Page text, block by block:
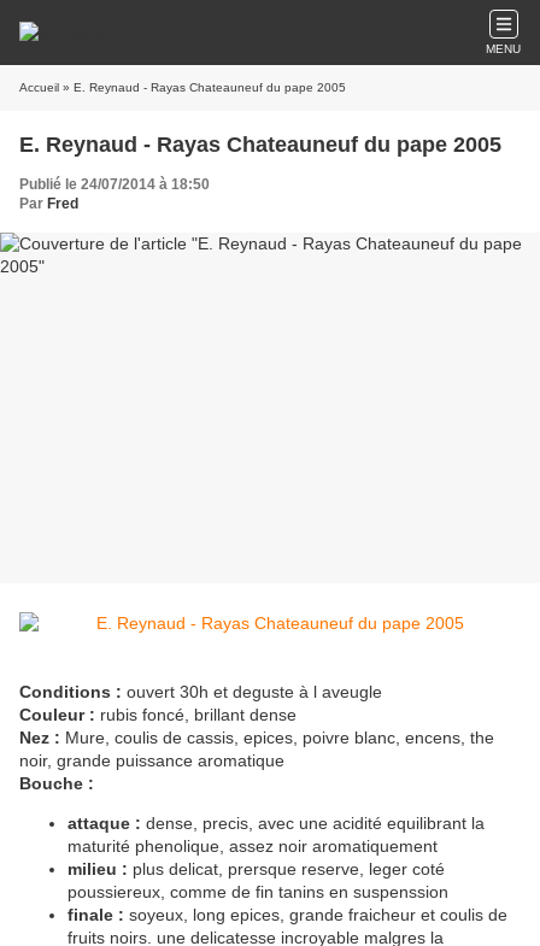
MENU
Accueil » E. Reynaud - Rayas Chateauneuf du pape 2005
E. Reynaud - Rayas Chateauneuf du pape 2005
Publié le 24/07/2014 à 18:50
Par Fred
Conditions : ouvert 30h et deguste à l aveugle
Couleur : rubis foncé, brillant dense
Nez : Mure, coulis de cassis, epices, poivre blanc, encens, the
noir, grande puissance aromatique
Bouche :
attaque : dense, precis, avec une acidité equilibrant la
maturité phenolique, assez noir aromatiquement
milieu : plus delicat, prersque reserve, leger coté
poussiereux, comme de fin tanins en suspenssion
finale : soyeux, long epices, grande fraicheur et coulis de
fruits noirs. une delicatesse incroyable malgres la